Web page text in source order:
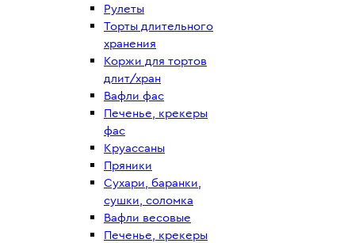
Рулеты
Торты длительного
хранения
Коржи для тортов
длит/хран
Вафли фас
Печенье, крекеры
фас
Круассаны
Пряники
Сухари, баранки,
сушки, соломка
Вафли весовые
Печенье, крекеры